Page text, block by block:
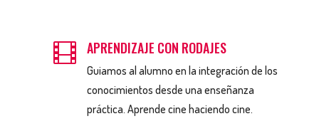
 APRENDIZAJE CON RODAJES
Guiamos al alumno en la integración de los
conocimientos desde una enseñanza
práctica. Aprende cine haciendo cine.